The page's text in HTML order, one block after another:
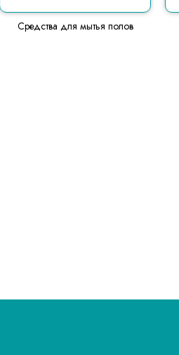
Средства для мытья полов